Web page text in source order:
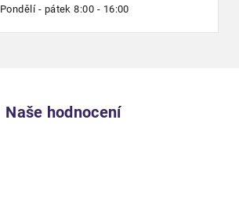
Pondělí - pátek 8:00 - 16:00
Naše hodnocení